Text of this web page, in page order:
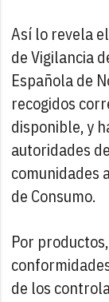
Así lo revela
de Vigilancia
Española de
recogidos
disponible, y
autoridades
comunidades
de Consumo.
Por
de los